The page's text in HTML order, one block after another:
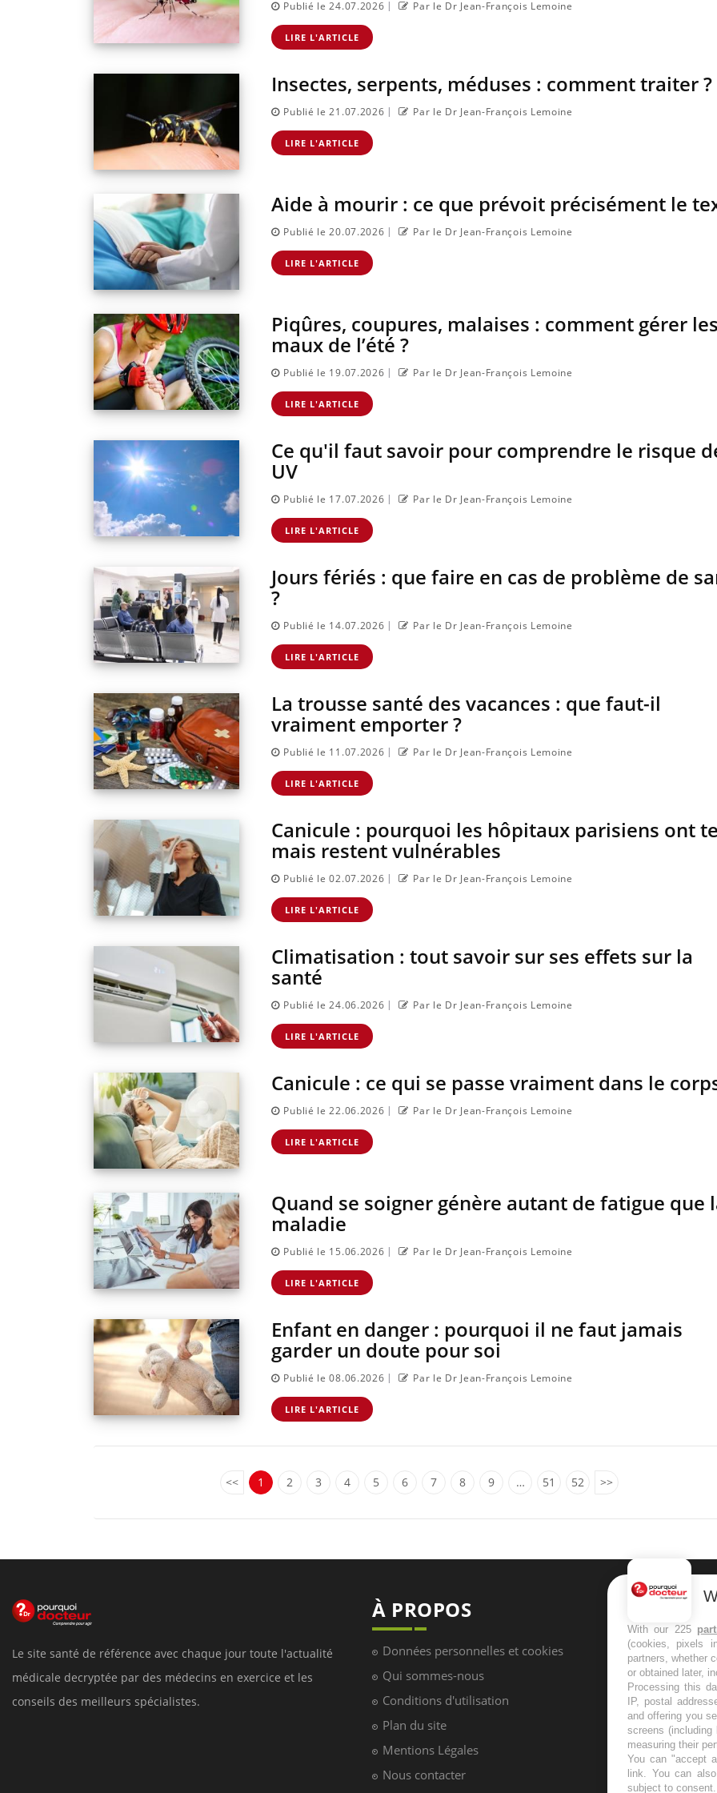
Publié le 24.07.2026 | Par le Dr Jean-François Lemoine
LIRE L'ARTICLE
Insectes, serpents, méduses : comment traiter ?
Publié le 21.07.2026 | Par le Dr Jean-François Lemoine
LIRE L'ARTICLE
Aide à mourir : ce que prévoit précisément le
Publié le 20.07.2026 | Par le Dr Jean-François Lemoine
LIRE L'ARTICLE
Piqûres, coupures, malaises : comment gérer les
maux de l’été ?
Publié le 19.07.2026 | Par le Dr Jean-François Lemoine
LIRE L'ARTICLE
Ce qu'il faut savoir pour comprendre le risque
UV
Publié le 17.07.2026 | Par le Dr Jean-François Lemoine
LIRE L'ARTICLE
Jours fériés : que faire en cas de problème de
?
Publié le 14.07.2026 | Par le Dr Jean-François Lemoine
LIRE L'ARTICLE
La trousse santé des vacances : que faut-il
vraiment emporter ?
Publié le 11.07.2026 | Par le Dr Jean-François Lemoine
LIRE L'ARTICLE
Canicule : pourquoi les hôpitaux parisiens ont
mais restent vulnérables
Publié le 02.07.2026 | Par le Dr Jean-François Lemoine
LIRE L'ARTICLE
Climatisation : tout savoir sur ses effets sur la
santé
Publié le 24.06.2026 | Par le Dr Jean-François Lemoine
LIRE L'ARTICLE
Canicule : ce qui se passe vraiment dans le
Publié le 22.06.2026 | Par le Dr Jean-François Lemoine
LIRE L'ARTICLE
Quand se soigner génère autant de fatigue que
maladie
Publié le 15.06.2026 | Par le Dr Jean-François Lemoine
LIRE L'ARTICLE
Enfant en danger : pourquoi il ne faut jamais
garder un doute pour soi
Publié le 08.06.2026 | Par le Dr Jean-François Lemoine
LIRE L'ARTICLE
<< 1 2 3 4 5 6 7 8 9 … 51 52 >>
des Mains :
qui sont faciles à
non ! D'un côté,
sur la maladie
c'est montrer ...
Youtube
Carence en fer : comprendre
Fatigue, irritabilité, brouillard mental
ou même alopécie… Les symptômes
de la carence en fer sont multiples ce
qui la rend ...
Youtube
Insuline & Charge mentale : et si
on osait en parler??
En 2026, l'insuline dans le diabète de
chez les patients comme parfois chez
les soignants.
L'été arrive… et avec lui,
À PROPOS
With our 225
(cookies, pixels
partners, whether
or obtained later,
Processing this
IP, postal
and offering you
screens
measuring their
You can "accept
link. You can
subject to